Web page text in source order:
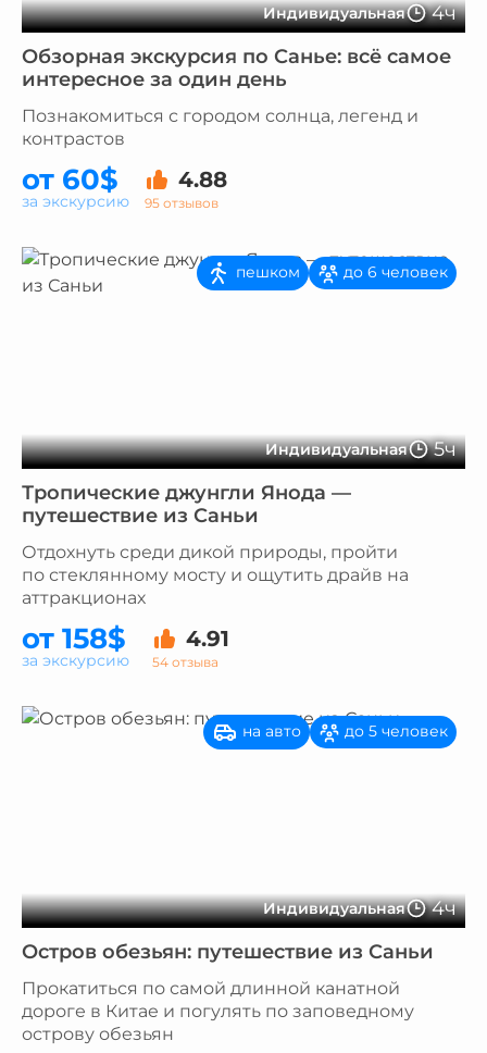
Индивидуальная 4ч
Обзорная экскурсия по Санье: всё самое
интересное за один день
Познакомиться с городом солнца, легенд и
контрастов
от 60$ 4.88
95 отзывов
за экскурсию
Индивидуальная 5ч
пешком до 6 человек
Тропические джунгли Янода —
путешествие из Саньи
Отдохнуть среди дикой природы, пройти
по стеклянному мосту и ощутить драйв на
аттракционах
от 158$ 4.91
54 отзыва
за экскурсию
Индивидуальная 4ч
на авто до 5 человек
Остров обезьян: путешествие из Саньи
Прокатиться по самой длинной канатной
дороге в Китае и погулять по заповедному
острову обезьян